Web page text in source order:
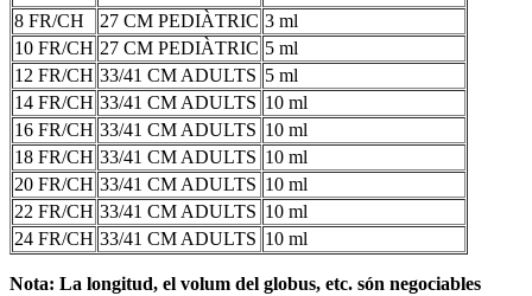
8 FR/CH
27 CM PEDIÀTRIC 3 ml
10 FR/CH 27 CM PEDIÀTRIC 5 ml
12 FR/CH 33/41 CM ADULTS 5 ml
14 FR/CH 33/41 CM ADULTS 10 ml
16 FR/CH 33/41 CM ADULTS 10 ml
18 FR/CH 33/41 CM ADULTS 10 ml
20 FR/CH 33/41 CM ADULTS 10 ml
22 FR/CH 33/41 CM ADULTS 10 ml
24 FR/CH 33/41 CM ADULTS 10 ml
Nota: La longitud, el volum del globus, etc. són negociables